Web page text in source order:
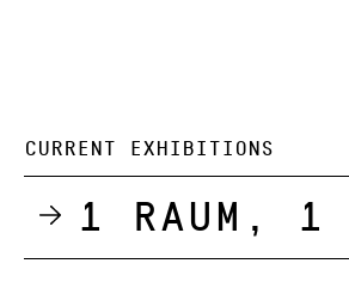
CURRENT EXHIBITIONS
1 Raum, 1